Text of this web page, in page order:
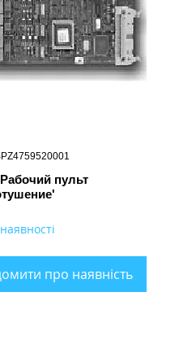
пульт
про наявність